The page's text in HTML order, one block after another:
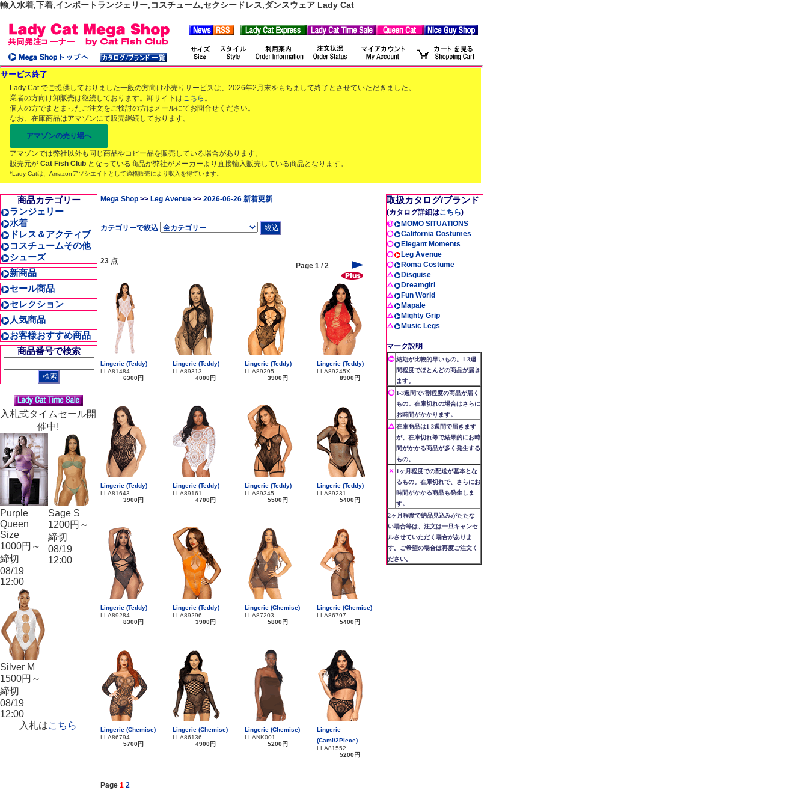
輸入水着,下着,インポートランジェリー,コスチューム,セクシードレス,ダンスウェア Lady Cat
サービス終了
Lady Cat でご提供しておりました一般の方向け小売りサービスは、2026年2月末をもちまして終了とさせていただきました。
業者の方向け卸販売は継続しております。卸サイトはこちら 。
個人の方でまとまったご注文をご検討の方はメールにてお問合せください。
なお、在庫商品はアマゾンにて販売継続しております。
アマゾンの売り場へ
アマゾンでは弊社以外も同じ商品やコピー品を販売している場合があります。
販売元が Cat Fish Club となっている商品が弊社がメーカーより直接輸入販売している商品となります。
*Lady Catは、Amazonアソシエイトとして適格販売により収入を得ています。
商品カテゴリー
ランジェリー
水着
ドレス＆アクティブ
コスチュームその他
シューズ
新商品
セール商品
セレクション
人気商品
お客様おすすめ商品
商品番号で検索
入札式タイムセール開
催中!
Purple
Queen
Size
1000円～
締切
08/19
12:00
Sage S
1200円～
締切
08/19
12:00
Silver M
1500円～
締切
08/19
12:00
入札はこちら
Mega Shop >> Leg Avenue >> 2026-06-26 新着更新
カテゴリーで絞込
23 点
Page 1 / 2
Lingerie (Teddy)
LLA81484
6300円
Lingerie (Teddy)
LLA89313
4000円
Lingerie (Teddy)
LLA89295
3900円
Lingerie (Teddy)
LLA89245X
8900円
Lingerie (Teddy)
LLA81643
3900円
Lingerie (Teddy)
LLA89161
4700円
Lingerie (Teddy)
LLA89345
5500円
Lingerie (Teddy)
LLA89231
5400円
Lingerie (Teddy)
LLA89284
8300円
Lingerie (Teddy)
LLA89296
3900円
Lingerie (Chemise)
LLA87203
5800円
Lingerie (Chemise)
LLA86797
5400円
Lingerie (Chemise)
LLA86794
5700円
Lingerie (Chemise)
LLA86136
4900円
Lingerie (Chemise)
LLANK001
5200円
Lingerie
(Cami/2Piece)
LLA81552
5200円
Page 1 2
取扱カタログ/ブランド
(カタログ詳細はこちら)
MOMO SITUATIONS
California Costumes
Elegant Moments
Leg Avenue
Roma Costume
Disguise
Dreamgirl
Fun World
Mapale
Mighty Grip
Music Legs
マーク説明
納期が比較的早いもの。1-3週
間程度でほとんどの商品が届き
ます。
1-3週間で7割程度の商品が届く
もの。在庫切れの場合はさらに
お時間がかかります。
在庫商品は1-3週間で届きます
が、在庫切れ等で結果的にお時
間がかかる商品が多く発生する
もの。
1ヶ月程度での配送が基本とな
るもの。在庫切れで、さらにお
時間がかかる商品も発生しま
す。
2ヶ月程度で納品見込みがたたな
い場合等は、注文は一旦キャンセ
ルさせていただく場合がありま
す。ご希望の場合は再度ご注文く
ださい。